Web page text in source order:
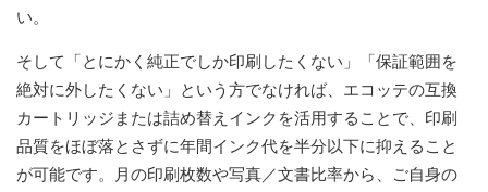
い。
そして「とにかく純正でしか印刷したくない」「保証範囲を
絶対に外したくない」という方でなければ、エコッテの互換
カートリッジ または詰め替えインク を活用することで、印刷
品質をほぼ落とさずに年間インク代を半分以下に抑えること
が可能です。月の印刷枚数や写真／文書比率から、ご自身の